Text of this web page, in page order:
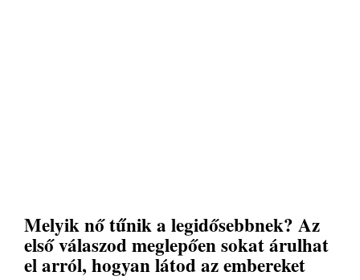
Melyik nő tűnik a legidősebbnek? Az
első válaszod meglepően sokat árulhat
el arról, hogyan látod az embereket